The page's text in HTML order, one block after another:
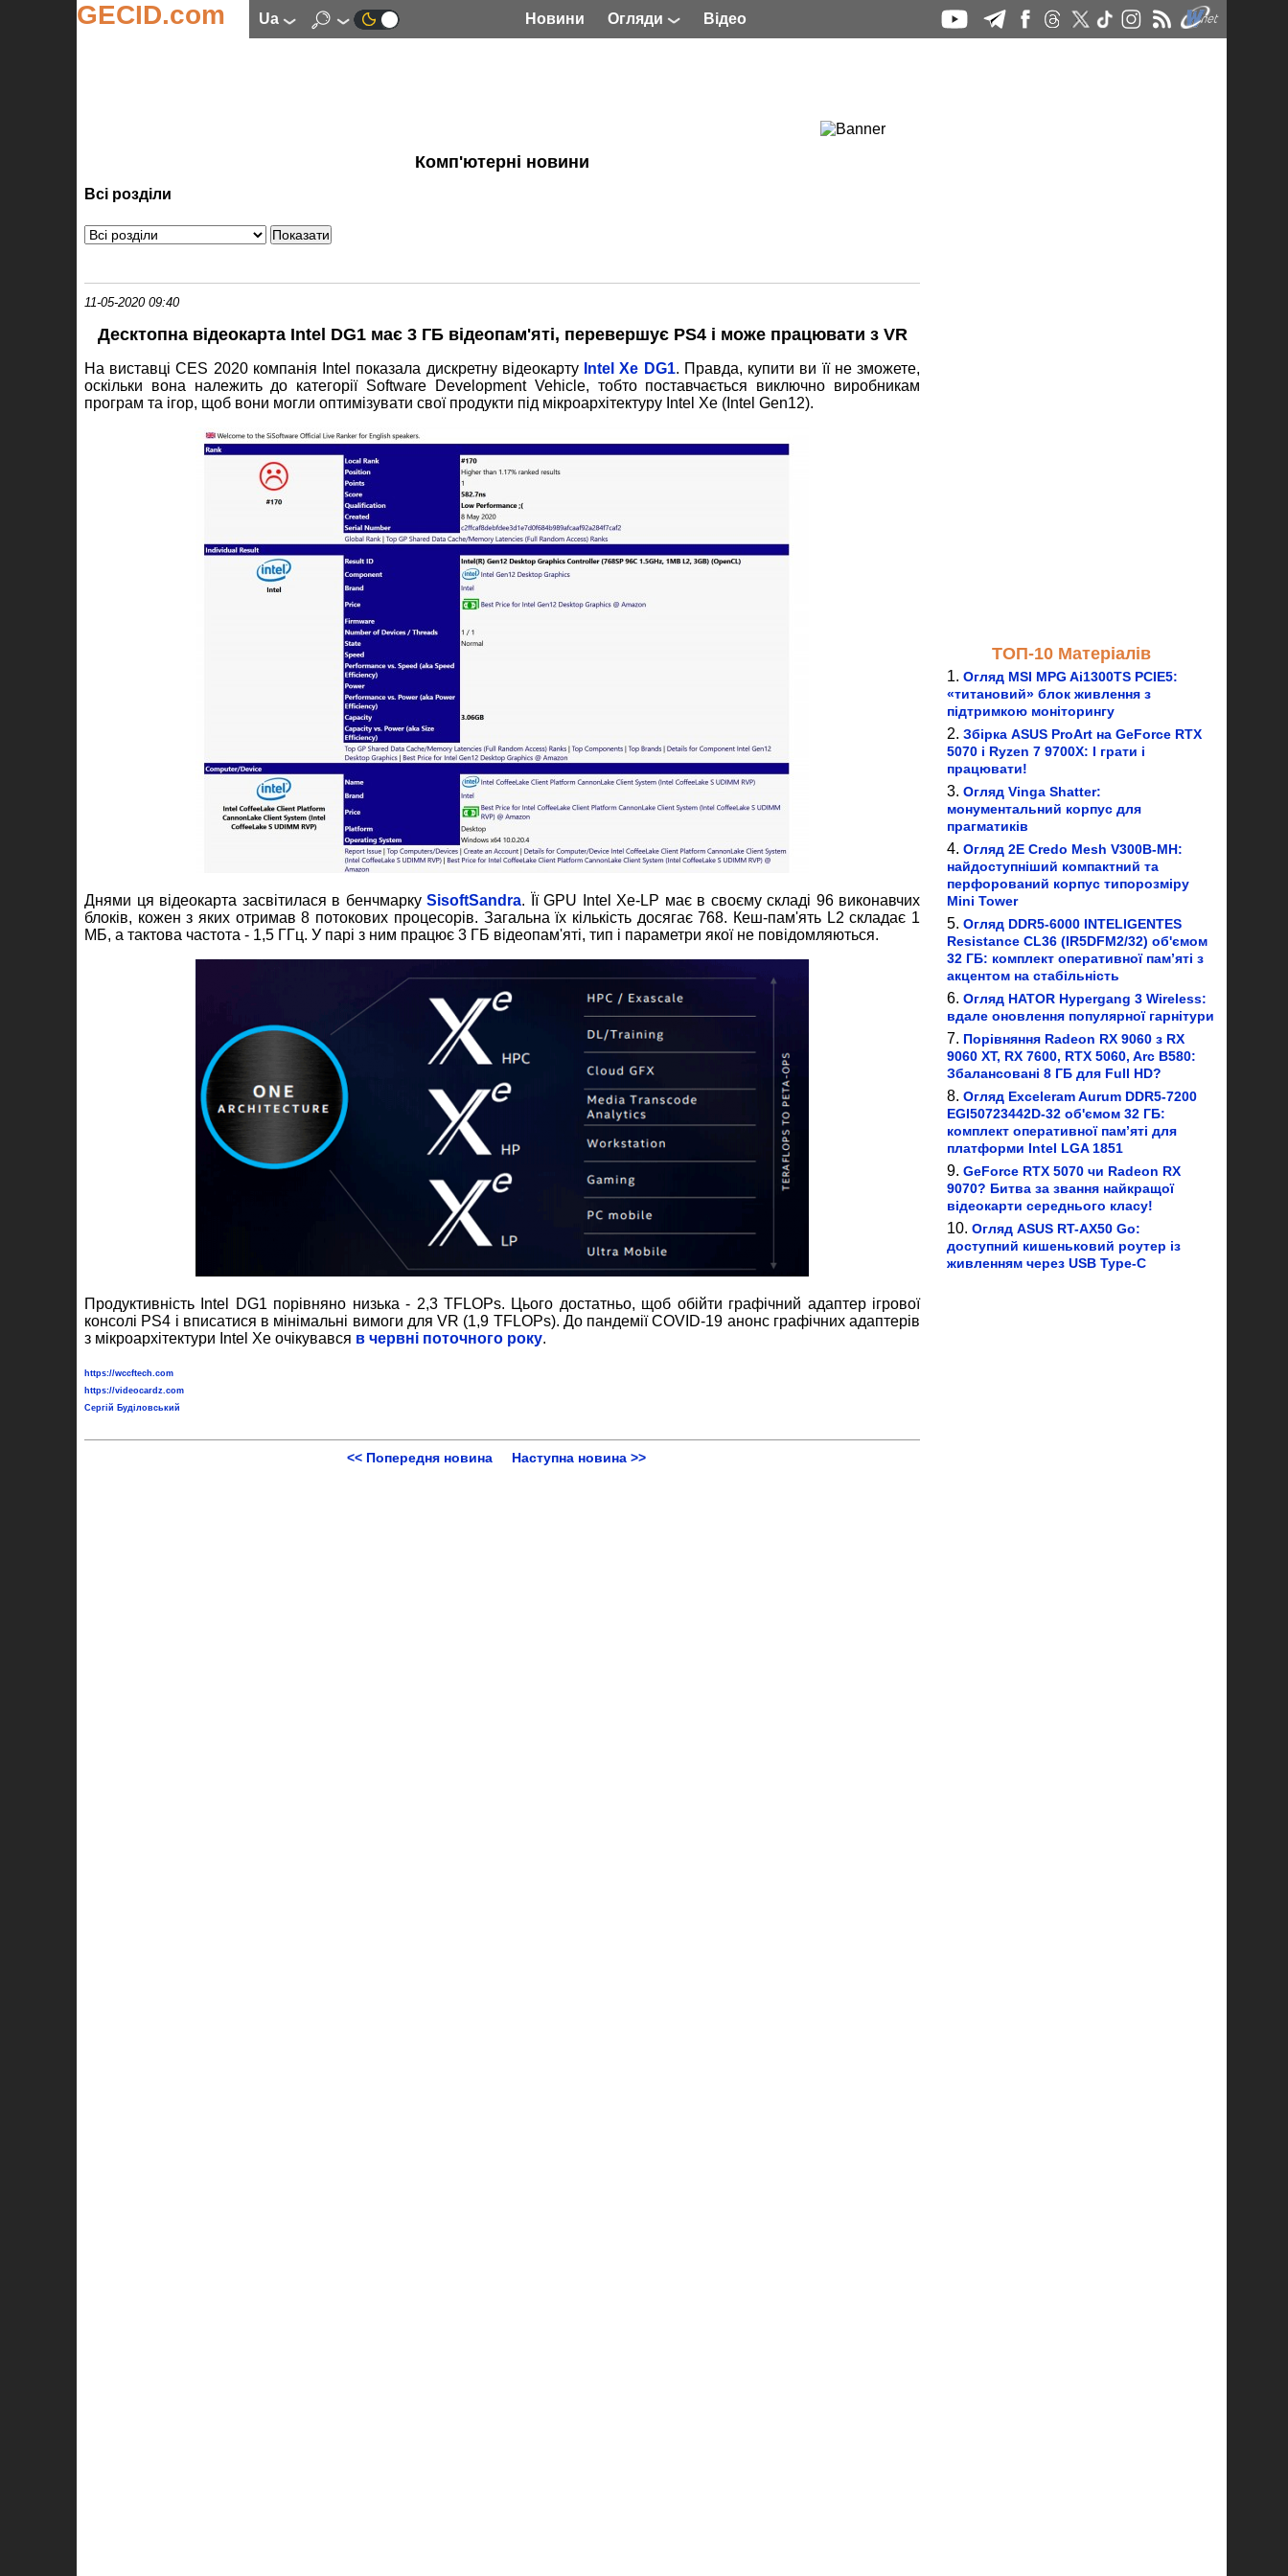
GECID.com ua Новини Огляди Відео
Комп'ютерні новини
Всі розділи
11-05-2020 09:40
Десктопна відеокарта Intel DG1 має 3 ГБ відеопам'яті, перевершує PS4 і може працювати з VR
На виставці CES 2020 компанія Intel показала дискретну відеокарту Intel Xe DG1. Правда, купити ви її не зможете,
оскільки вона належить до категорії Software Development Vehicle, тобто поставчається виключно виробникам
програм та ігор, щоб вони могли оптимізувати свої продукти під мікроархітектуру Intel Xe (Intel Gen12).
Днями ця відеокарта засвітилася в бенчмарку SisoftSandra. Її GPU Intel Xe-LP має в своєму складі 96 виконавчих
блоків, кожен з яких отримав 8 потокових процесорів. Загальна їх кількість досягає 768. Кеш-пам'ять L2 складає 1
МБ, а тактова частота - 1,5 ГГц. У парі з ним працює 3 ГБ відеопам'яті, тип і параметри якої не повідомляються.
Продуктивність Intel DG1 порівняно низька - 2,3 TFLOPs. Цього достатньо, щоб обійти графічний адаптер ігрової
консолі PS4 і вписатися в мінімальні вимоги для VR (1,9 TFLOPs). До пандемії COVID-19 анонс графічних адаптерів
з мікроархітектури Intel Xe очікувався в червні поточного року.
https://wccftech.com
https://videocardz.com
Сергій Буділовський
<< Попередня новина Наступна новина >>
ТОП-10 Матеріалів
Огляд MSI MPG Ai1300TS PCIE5:
«титановий» блок живлення з
підтримкою моніторингу
Збірка ASUS ProArt на GeForce RTX
5070 і Ryzen 7 9700X: І грати і
працювати!
Огляд Vinga Shatter:
монументальний корпус для
прагматиків
Огляд 2E Credo Mesh V300B-MH:
найдоступніший компактний та
перфорований корпус типорозміру
Mini Tower
Огляд DDR5-6000 INTELIGENTES
Resistance CL36 (IR5DFM2/32) об'ємом
32 ГБ: комплект оперативної пам’яті з
акцентом на стабільність
Огляд HATOR Hypergang 3 Wireless:
вдале оновлення популярної гарнітури
Порівняння Radeon RX 9060 з RX
9060 XT, RX 7600, RTX 5060, Arc B580:
Збалансовані 8 ГБ для Full HD?
Огляд Exceleram Aurum DDR5-7200
EGI50723442D-32 об'ємом 32 ГБ:
комплект оперативної пам’яті для
платформи Intel LGA 1851
GeForce RTX 5070 чи Radeon RX
9070? Битва за звання найкращої
відеокарти середнього класу!
Огляд ASUS RT-AX50 Go:
доступний кишеньковий роутер із
живленням через USB Type-C